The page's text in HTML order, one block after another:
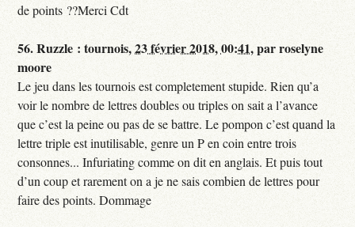
de points ??Merci Cdt
56.Ruzzle : tournois,23 février 2018, 00:41,parroselyne
moore
Le jeu dans les tournois est completement stupide. Rien qu’a
voir le nombre de lettres doubles ou triples on sait a l’avance
que c’est la peine ou pas de se battre. Le pompon c’est quand la
lettre triple est inutilisable, genre un P en coin entre trois
consonnes... Infuriating comme on dit en anglais. Et puis tout
d’un coup et rarement on a je ne sais combien de lettres pour
faire des points. Dommage